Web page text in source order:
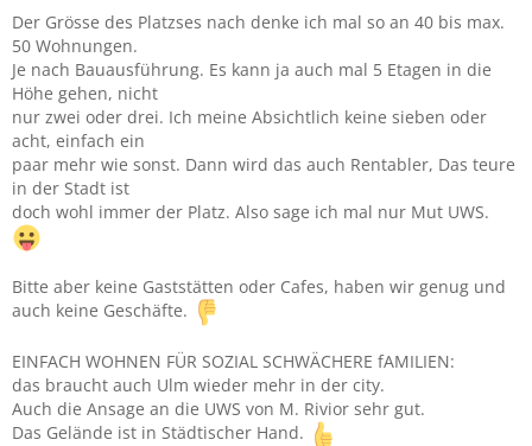
Der Grösse des Platzses nach denke ich mal so an 40 bis max.
50 Wohnungen.
Je nach Bauausführung. Es kann ja auch mal 5 Etagen in die
Höhe gehen, nicht
nur zwei oder drei. Ich meine Absichtlich keine sieben oder
acht, einfach ein
paar mehr wie sonst. Dann wird das auch Rentabler, Das teure
in der Stadt ist
doch wohl immer der Platz. Also sage ich mal nur Mut UWS.
Bitte aber keine Gaststätten oder Cafes, haben wir genug und
auch keine Geschäfte.
EINFACH WOHNEN FÜR SOZIAL SCHWÄCHERE fAMILIEN:
das braucht auch Ulm wieder mehr in der city.
Auch die Ansage an die UWS von M. Rivior sehr gut.
Das Gelände ist in Städtischer Hand.